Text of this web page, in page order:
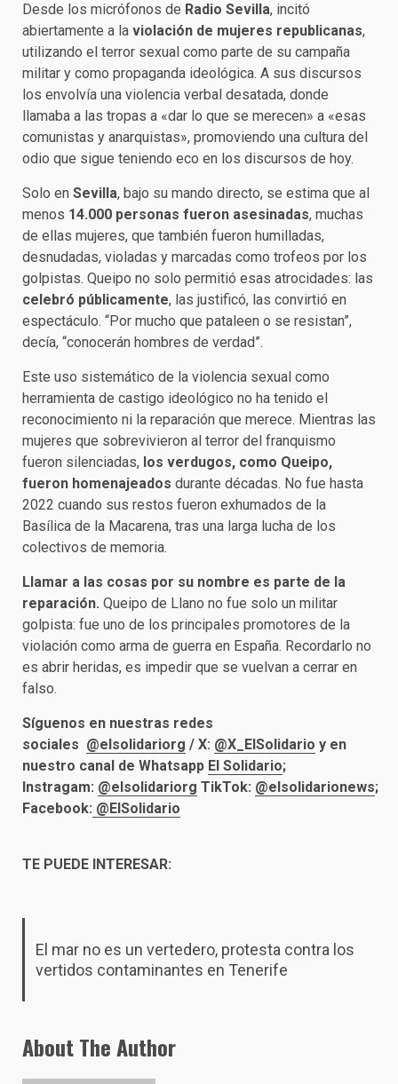
Desde los micrófonos de Radio Sevilla, incitó
abiertamente a la violación de mujeres republicanas,
utilizando el terror sexual como parte de su campaña
militar y como propaganda ideológica. A sus discursos
los envolvía una violencia verbal desatada, donde
llamaba a las tropas a «dar lo que se merecen» a «esas
comunistas y anarquistas», promoviendo una cultura del
odio que sigue teniendo eco en los discursos de hoy.
Solo en Sevilla, bajo su mando directo, se estima que al
menos 14.000 personas fueron asesinadas, muchas
de ellas mujeres, que también fueron humilladas,
desnudadas, violadas y marcadas como trofeos por los
golpistas. Queipo no solo permitió esas atrocidades: las
celebró públicamente, las justificó, las convirtió en
espectáculo. “Por mucho que pataleen o se resistan”,
decía, “conocerán hombres de verdad”.
Este uso sistemático de la violencia sexual como
herramienta de castigo ideológico no ha tenido el
reconocimiento ni la reparación que merece. Mientras las
mujeres que sobrevivieron al terror del franquismo
fueron silenciadas, los verdugos, como Queipo,
fueron homenajeados durante décadas. No fue hasta
2022 cuando sus restos fueron exhumados de la
Basílica de la Macarena, tras una larga lucha de los
colectivos de memoria.
Llamar a las cosas por su nombre es parte de la
reparación. Queipo de Llano no fue solo un militar
golpista: fue uno de los principales promotores de la
violación como arma de guerra en España. Recordarlo no
es abrir heridas, es impedir que se vuelvan a cerrar en
falso.
Síguenos en nuestras redes
sociales @elsolidariorg / X: @X_ElSolidario y en
nuestro canal de Whatsapp El Solidario;
Instragam: @elsolidariorg TikTok: @elsolidarionews;
Facebook: @ElSolidario
TE PUEDE INTERESAR:
El mar no es un vertedero, protesta contra los
vertidos contaminantes en Tenerife
About The Author